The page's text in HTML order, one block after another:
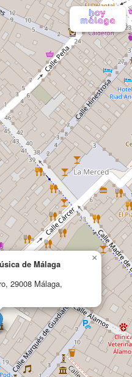
de Málaga
29008 Málaga,
×